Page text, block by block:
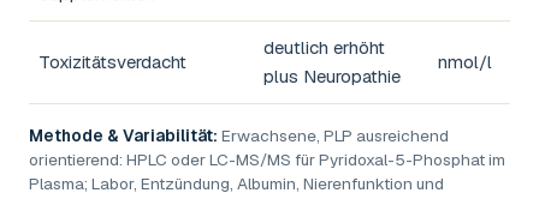
Toxizitätsverdacht
deutlich erhöht
plus Neuropathie
nmol/l
Methode & Variabilität: Erwachsene, PLP ausreichend
orientierend: HPLC oder LC-MS/MS für Pyridoxal-5-Phosphat im
Plasma; Labor, Entzündung, Albumin, Nierenfunktion und